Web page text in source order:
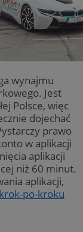
wynajmu
Jest
Polsce, więc
dojechać
prawo
w aplikacji
aplikacji
niż 60 minut.
aplikacji,
po-kroku